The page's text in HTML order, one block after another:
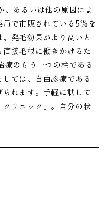
あるいは他の原因によ
で市販されている5%を
発毛効果がより高いと
接毛根に働きかけるた
のもう一つの柱である
ては、自由診療である
れます。手軽に試して
リニック」。自分の状